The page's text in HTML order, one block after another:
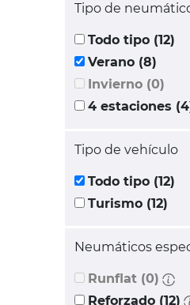
Tipo de
Todo tipo (12)
Verano (8)
Invierno (0)
4
Tipo de vehículo
Todo tipo (12)
Turismo (12)
Neumáticos
Runflat (0)
Reforzado (12)